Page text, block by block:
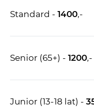
Standard - 1400,-
Senior (65+) - 1200,-
Junior (13-18 lat) -